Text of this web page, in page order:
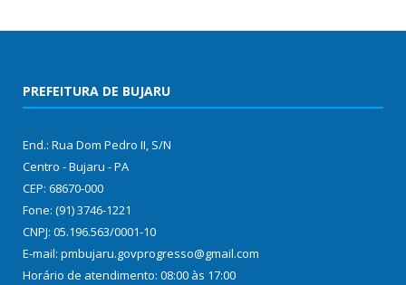
PREFEITURA DE BUJARU
End.: Rua Dom Pedro II, S/N
Centro - Bujaru - PA
CEP: 68670-000
Fone: (91) 3746-1221
CNPJ: 05.196.563/0001-10
E-mail: pmbujaru.govprogresso@gmail.com
Horário de atendimento: 08:00 às 17:00